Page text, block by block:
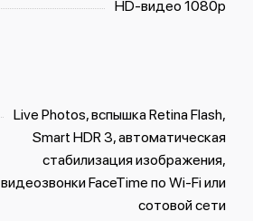
HD-видео 1080p
Live Photos, вспышка Retina Flash,
Smart HDR 3, автоматическая
стабилизация изображения,
видеозвонки FaceTime по Wi‑Fi или
сотовой сети